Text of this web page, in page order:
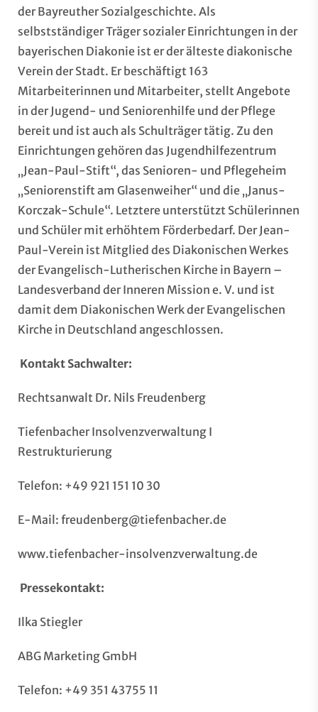
der Bayreuther Sozialgeschichte. Als
selbstständiger Träger sozialer Einrichtungen in der
bayerischen Diakonie ist er der älteste diakonische
Verein der Stadt. Er beschäftigt 163
Mitarbeiterinnen und Mitarbeiter, stellt Angebote
in der Jugend- und Seniorenhilfe und der Pflege
bereit und ist auch als Schulträger tätig. Zu den
Einrichtungen gehören das Jugendhilfezentrum
„Jean-Paul-Stift“, das Senioren- und Pflegeheim
„Seniorenstift am Glasenweiher“ und die „Janus-
Korczak-Schule“. Letztere unterstützt Schülerinnen
und Schüler mit erhöhtem Förderbedarf. Der Jean-
Paul-Verein ist Mitglied des Diakonischen Werkes
der Evangelisch-Lutherischen Kirche in Bayern –
Landesverband der Inneren Mission e. V. und ist
damit dem Diakonischen Werk der Evangelischen
Kirche in Deutschland angeschlossen.
Kontakt Sachwalter:
Rechtsanwalt Dr. Nils Freudenberg
Tiefenbacher Insolvenzverwaltung I
Restrukturierung
Telefon: +49 921 151 10 30
E-Mail: freudenberg@tiefenbacher.de
www.tiefenbacher-insolvenzverwaltung.de
Pressekontakt:
Ilka Stiegler
ABG Marketing GmbH
Telefon: +49 351 43755 11